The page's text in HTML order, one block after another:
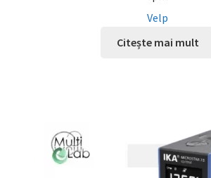
Velp
Citește mai mult